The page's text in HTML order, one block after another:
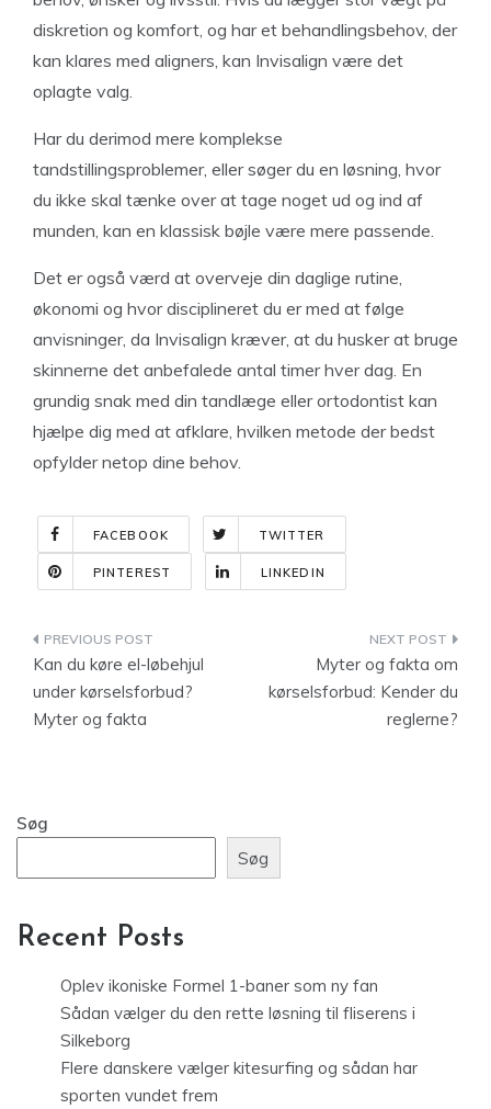
diskretion og komfort, og har et behandlingsbehov, der
kan klares med aligners, kan Invisalign være det
oplagte valg.
Har du derimod mere komplekse
tandstillingsproblemer, eller søger du en løsning, hvor
du ikke skal tænke over at tage noget ud og ind af
munden, kan en klassisk bøjle være mere passende.
Det er også værd at overveje din daglige rutine,
økonomi og hvor disciplineret du er med at følge
anvisninger, da Invisalign kræver, at du husker at bruge
skinnerne det anbefalede antal timer hver dag. En
grundig snak med din tandlæge eller ortodontist kan
hjælpe dig med at afklare, hvilken metode der bedst
opfylder netop dine behov.
FACEBOOK TWITTER
PINTEREST LINKEDIN
Indlægsnavigation
Kan du køre el-løbehjul
under kørselsforbud?
Myter og fakta
Myter og fakta om
kørselsforbud: Kender du
reglerne?
Søg
Søg
Recent Posts
Oplev ikoniske Formel 1-baner som ny fan
Sådan vælger du den rette løsning til fliserens i
Silkeborg
Flere danskere vælger kitesurfing og sådan har
sporten vundet frem